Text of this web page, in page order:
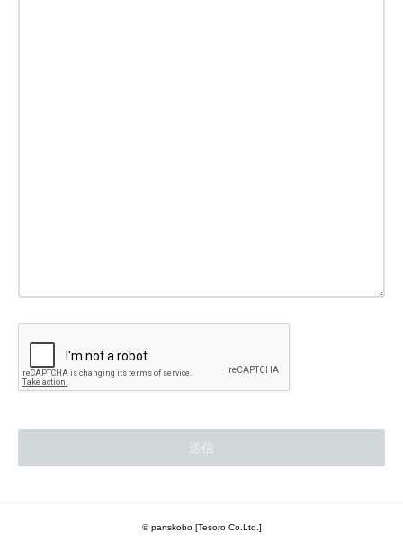
© partskobo [Tesoro Co.Ltd.]